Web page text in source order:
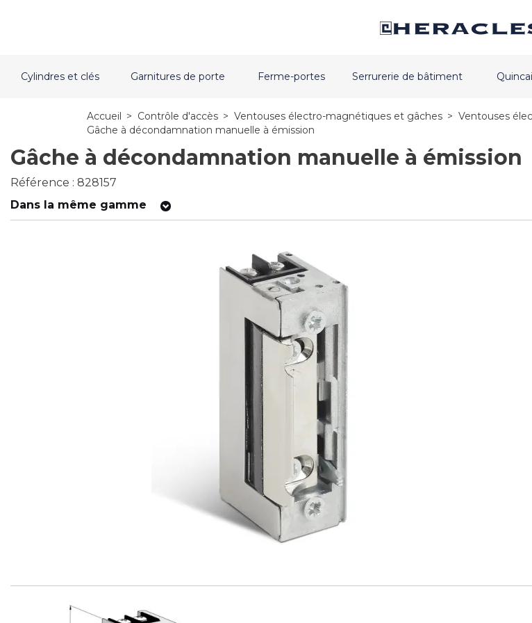
Cylindres et clés Garnitures de porte Ferme-portes Serrurerie de bâtiment
Accueil > Contrôle d'accès > Ventouses électro-magnétiques et gâches > Ventouses
Gâche à décondamnation manuelle à émission
Gâche à décondamnation manuelle à émission
Référence : 828157
Dans la même gamme